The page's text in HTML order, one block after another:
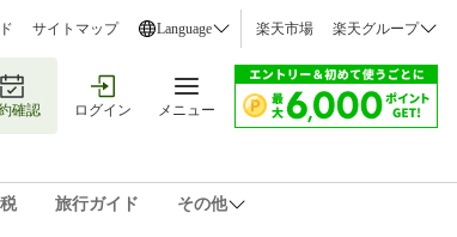
サイトマップ Language 楽天市場 楽天グループ
確認 ログイン メニュー
旅行ガイド その他